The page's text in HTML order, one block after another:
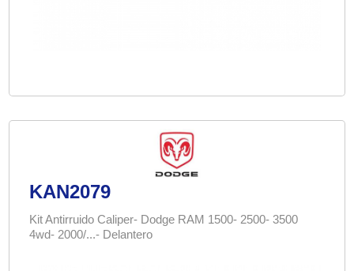
KAN2079
Kit Antirruido Caliper- Dodge RAM 1500- 2500- 3500
4wd- 2000/...- Delantero